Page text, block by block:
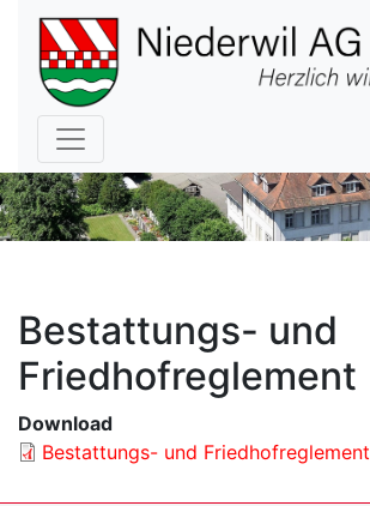
Hauptnavigation
Bestattungs- und
Friedhofreglement
Download
Bestattungs- und Friedhofreglement